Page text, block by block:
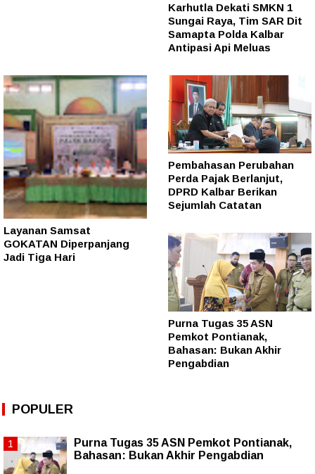
Karhutla Dekati SMKN 1
Sungai Raya, Tim SAR Dit
Samapta Polda Kalbar
Antipasi Api Meluas
Layanan Samsat
GOKATAN Diperpanjang
Jadi Tiga Hari
Pembahasan Perubahan
Perda Pajak Berlanjut,
DPRD Kalbar Berikan
Sejumlah Catatan
Purna Tugas 35 ASN
Pemkot Pontianak,
Bahasan: Bukan Akhir
Pengabdian
POPULER
Purna Tugas 35 ASN Pemkot Pontianak,
Bahasan: Bukan Akhir Pengabdian